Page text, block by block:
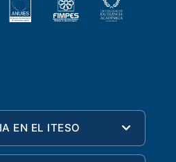
EN EL ITESO